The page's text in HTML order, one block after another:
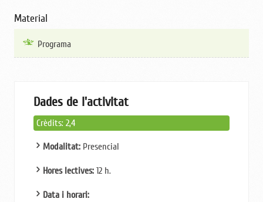
Material
Programa
Dades de l'activitat
Crèdits: 2,4
Modalitat: Presencial
Hores lectives: 12 h.
Data i horari: